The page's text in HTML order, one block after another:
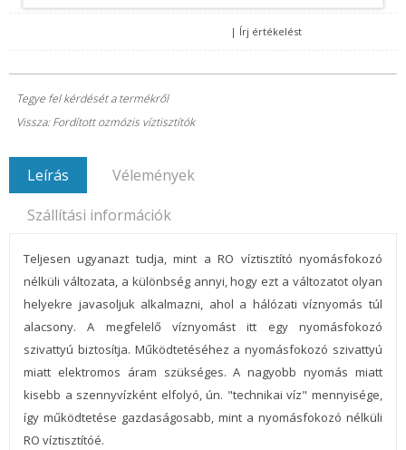
| Írj értékelést
Tegye fel kérdését a termékről
Vissza: Fordított ozmózis víztisztítók
Leírás
Vélemények
Szállítási információk
Teljesen ugyanazt tudja, mint a RO víztisztító nyomásfokozó
nélküli változata, a különbség annyi, hogy ezt a változatot olyan
helyekre javasoljuk alkalmazni, ahol a hálózati víznyomás túl
alacsony. A megfelelő víznyomást itt egy nyomásfokozó
szivattyú biztosítja. Működtetéséhez a nyomásfokozó szivattyú
miatt elektromos áram szükséges. A nagyobb nyomás miatt
kisebb a szennyvízként elfolyó, ún. "technikai víz" mennyisége,
így működtetése gazdaságosabb, mint a nyomásfokozó nélküli
RO víztisztítóé.